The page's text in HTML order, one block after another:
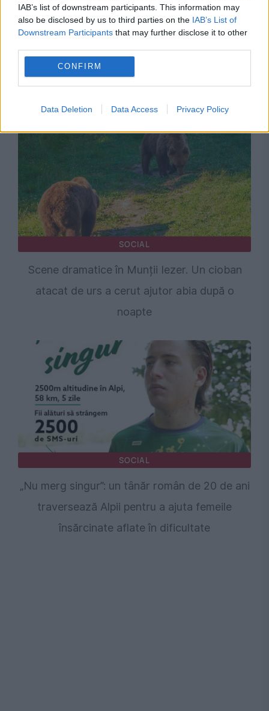
IAB’s list of downstream participants. This information may
also be disclosed by us to third parties on the IAB’s List of
Downstream Participants that may further disclose it to other
CONFIRM
Data Deletion Data Access Privacy Policy
INTERNATIONAL
Avertisment fără precedent. Rusia ar putea
ataca NATO folosind drone ucrainene. Planul
SOCIAL
Scene dramatice în Munții Iezer. Un cioban
atacat de urs a cerut ajutor abia după o
noapte
SOCIAL
„Nu merg singur”: un tânăr român de 20 de ani
traversează Alpii pentru a ajuta femeile
însărcinate aflate în dificultate